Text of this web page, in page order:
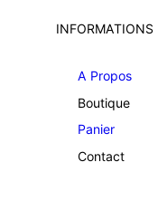
INFORMATIONS
A Propos
Boutique
Panier
Contact